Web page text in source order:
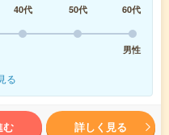
40代 50代
60代
男性
る
む 詳しく見る